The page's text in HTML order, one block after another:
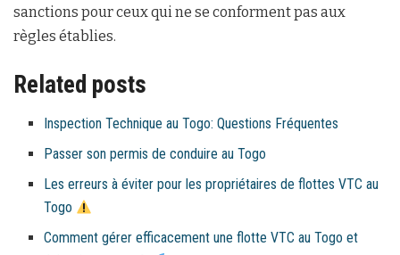
sanctions pour ceux qui ne se conforment pas aux
règles établies.
Related posts
Inspection Technique au Togo: Questions Fréquentes
Passer son permis de conduire au Togo
Les erreurs à éviter pour les propriétaires de flottes VTC au
Togo
Comment gérer efficacement une flotte VTC au Togo et